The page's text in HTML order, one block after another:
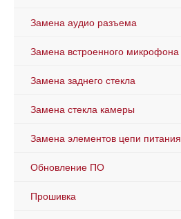
Замена аудио разъема
Замена встроенного микрофона
Замена заднего стекла
Замена стекла камеры
Замена элементов цепи питания
Обновление ПО
Прошивка